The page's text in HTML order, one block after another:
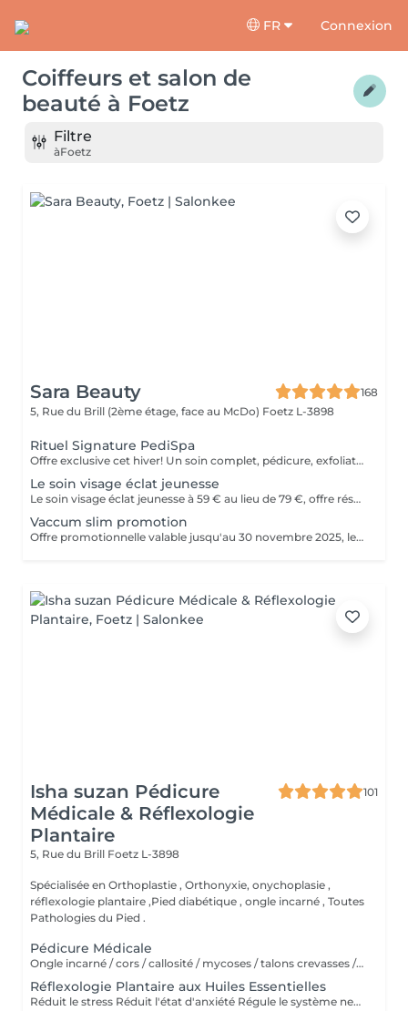
FR Connexion
Coiffeurs et salon de
beauté à Foetz
Filtre
àFoetz
Sara Beauty
168
5, Rue du Brill (2ème étage, face au McDo) Foetz L-3898
Rituel Signature PediSpa
Offre exclusive cet hiver! Un soin complet, pédicure, exfoliation et masque nourrissant et bain à remous pour une douceur absolue. Un moment cocooning, réconfortant, idéal pour l'hiver. La version avec pause de semi permanent pour des pieds soignés est éclatant tout l'hiver
Le soin visage éclat jeunesse
Le soin visage éclat jeunesse à 59 € au lieu de 79 €, offre réservée au moins de 25 ans. Purifie, hydrate et illumine ta peau parce qu'une peau éclatante, ça se travaille jeune
Vaccum slim promotion
Offre promotionnelle valable jusqu'au 30 novembre 2025, le soin vacuum a seulement 55 € au lieu de 69 €
Isha suzan Pédicure
Médicale & Réflexologie
Plantaire
101
5, Rue du Brill Foetz L-3898
Spécialisée en Orthoplastie , Orthonyxie, onychoplasie ,
réflexologie plantaire ,Pied diabétique , ongle incarné , Toutes
Pathologies du Pied .
Pédicure Médicale
Ongle incarné / cors / callosité / mycoses / talons crevasses / coupe les ongles /soin pied d'athlète sportif / durillons / pensmemt / pieds diabétiques / onychoplastie construire ongles
Réflexologie Plantaire aux Huiles Essentielles
Réduit le stress Réduit l'état d'anxiété Régule le système nerveux et hormonal Soulagé les tensions Soulagé la douleur Active la circulation sanguine et lymphatique Aide à la récupération post opératoire Revitalisé les énergies Aide à l'élimination des toxines, toxiques et cristaux d'acide urique Favorise la relaxation général Améliorer la qualité du sommeil Améliorer le système immunitaire